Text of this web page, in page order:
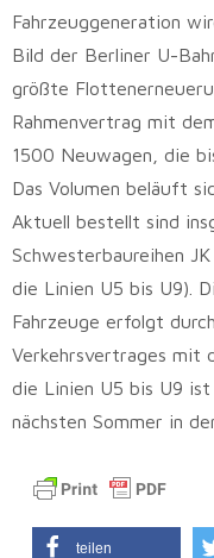
Fahrzeuggeneration
Bild der Berliner U-
größte
Rahmenvertrag mit
1500 Neuwagen, die
Das Volumen beläuft
Aktuell bestellt sind
Schwesterbaureihen
die Linien U5 bis U9).
Fahrzeuge erfolgt
Verkehrsvertrages mit
die Linien U5 bis U9
nächsten Sommer in
teilen